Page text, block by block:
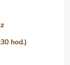
hod.)